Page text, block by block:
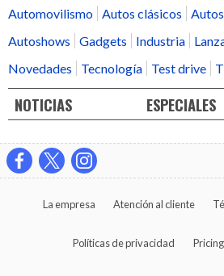
Automovilismo Autos clásicos
Autoshows
Gadgets Industria
Novedades
Tecnología Test drive
NOTICIAS ESPECIALES
La empresa Atención al cliente
Políticas de privacidad Pricing